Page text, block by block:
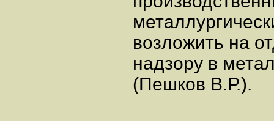
возложить на
надзору в
(Пешков В.Р.).